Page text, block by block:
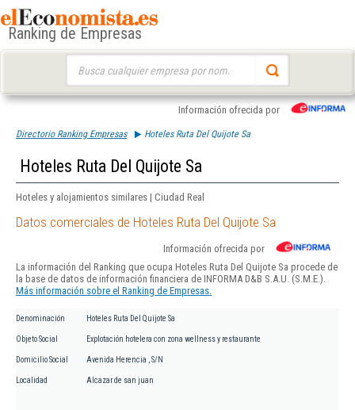
Ranking de Empresas
Información ofrecida por
Directorio Ranking Empresas Hoteles Ruta Del Quijote Sa
Hoteles Ruta Del Quijote Sa
Hoteles y alojamientos similares | Ciudad Real
Datos comerciales de Hoteles Ruta Del Quijote Sa
Información ofrecida por
La información del Ranking que ocupa Hoteles Ruta Del Quijote Sa procede de
la base de datos de información financiera de INFORMA D&B S.A.U. (S.M.E.).
Más información sobre el Ranking de Empresas.
Denominación Hoteles Ruta Del Quijote Sa
Objeto Social Explotación hotelera con zona wellness y restaurante
Domicilio Social Avenida Herencia , S/N
Localidad Alcazar de san juan